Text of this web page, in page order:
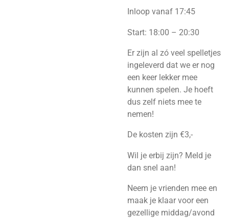
Inloop vanaf 17:45
Start: 18:00 – 20:30
Er zijn al zó veel spelletjes
ingeleverd dat we er nog
een keer lekker mee
kunnen spelen. Je hoeft
dus zelf niets mee te
nemen!
De kosten zijn €3,-
Wil je erbij zijn? Meld je
dan snel aan!
Neem je vrienden mee en
maak je klaar voor een
gezellige middag/avond